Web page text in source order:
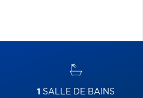
1 SALLE DE BAINS